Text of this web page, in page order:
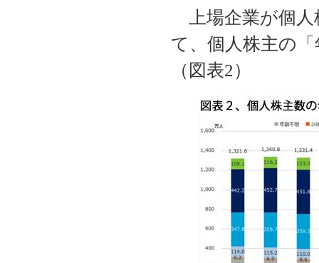
上場企業が個
て、個人株主の
（図表2）